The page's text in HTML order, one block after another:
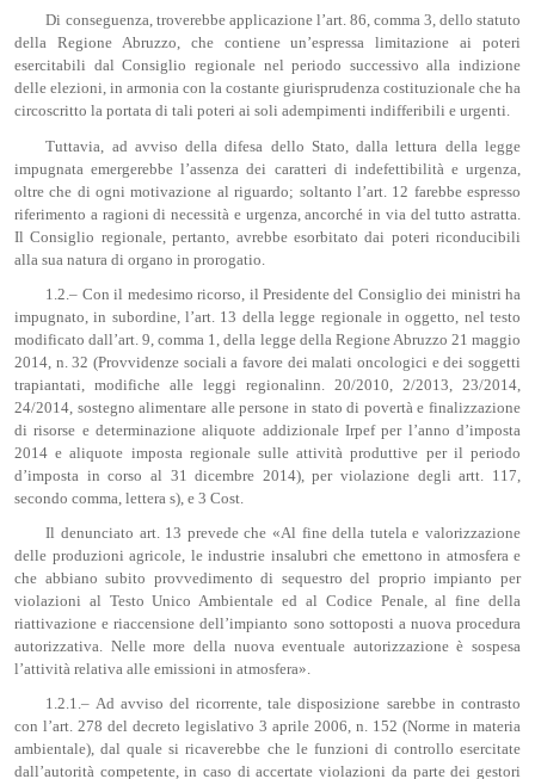
Di conseguenza, troverebbe applicazione l’art. 86, comma 3, dello statuto
della Regione Abruzzo, che contiene un’espressa limitazione ai poteri
esercitabili dal Consiglio regionale nel periodo successivo alla indizione
delle elezioni, in armonia con la costante giurisprudenza costituzionale che ha
circoscritto la portata di tali poteri ai soli adempimenti indifferibili e urgenti.
Tuttavia, ad avviso della difesa dello Stato, dalla lettura della legge
impugnata emergerebbe l’assenza dei caratteri di indefettibilità e urgenza,
oltre che di ogni motivazione al riguardo; soltanto l’art. 12 farebbe espresso
riferimento a ragioni di necessità e urgenza, ancorché in via del tutto astratta.
Il Consiglio regionale, pertanto, avrebbe esorbitato dai poteri riconducibili
alla sua natura di organo in prorogatio.
1.2.– Con il medesimo ricorso, il Presidente del Consiglio dei ministri ha
impugnato, in subordine, l’art. 13 della legge regionale in oggetto, nel testo
modificato dall’art. 9, comma 1, della legge della Regione Abruzzo 21 maggio
2014, n. 32 (Provvidenze sociali a favore dei malati oncologici e dei soggetti
trapiantati, modifiche alle leggi regionalinn. 20/2010, 2/2013, 23/2014,
24/2014, sostegno alimentare alle persone in stato di povertà e finalizzazione
di risorse e determinazione aliquote addizionale Irpef per l’anno d’imposta
2014 e aliquote imposta regionale sulle attività produttive per il periodo
d’imposta in corso al 31 dicembre 2014), per violazione degli artt. 117,
secondo comma, lettera s), e 3 Cost.
Il denunciato art. 13 prevede che «Al fine della tutela e valorizzazione
delle produzioni agricole, le industrie insalubri che emettono in atmosfera e
che abbiano subito provvedimento di sequestro del proprio impianto per
violazioni al Testo Unico Ambientale ed al Codice Penale, al fine della
riattivazione e riaccensione dell’impianto sono sottoposti a nuova procedura
autorizzativa. Nelle more della nuova eventuale autorizzazione è sospesa
l’attività relativa alle emissioni in atmosfera».
1.2.1.– Ad avviso del ricorrente, tale disposizione sarebbe in contrasto
con l’art. 278 del decreto legislativo 3 aprile 2006, n. 152 (Norme in materia
ambientale), dal quale si ricaverebbe che le funzioni di controllo esercitate
dall’autorità competente, in caso di accertate violazioni da parte dei gestori